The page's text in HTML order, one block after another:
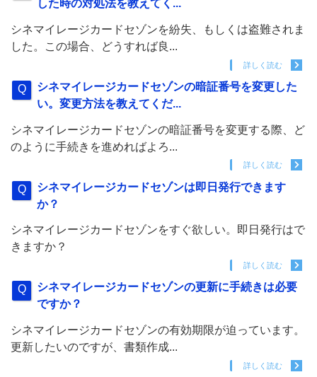
した時の対処法を教えてく...
シネマイレージカードセゾンを紛失、もしくは盗難されま
した。この場合、どうすれば良...
詳しく読む
シネマイレージカードセゾンの暗証番号を変更した
い。変更方法を教えてくだ...
シネマイレージカードセゾンの暗証番号を変更する際、ど
のように手続きを進めればよろ...
詳しく読む
シネマイレージカードセゾンは即日発行できます
か？
シネマイレージカードセゾンをすぐ欲しい。即日発行はで
きますか？
詳しく読む
シネマイレージカードセゾンの更新に手続きは必要
ですか？
シネマイレージカードセゾンの有効期限が迫っています。
更新したいのですが、書類作成...
詳しく読む